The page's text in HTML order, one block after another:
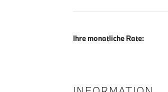
Ihre monatliche Rate: